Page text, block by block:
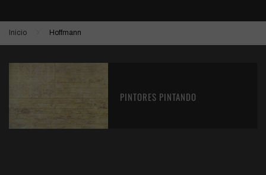
Inicio Hoffmann
PINTORES PINTANDO